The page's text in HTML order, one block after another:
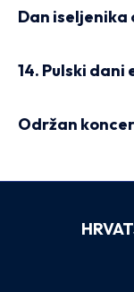
Dan iseljenika
14. Pulski dani
Održan